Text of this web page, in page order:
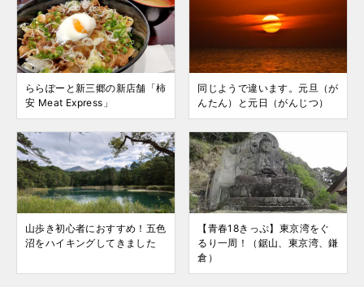
ららぽーと新三郷の新店舗「柿
安 Meat Express」
同じようで違います。元旦（が
んたん）と元日（がんじつ）
山歩き初心者におすすめ！五色
沼をハイキングしてきました
【青春18きっぷ】東京湾をぐ
るり一周！（鋸山、東京湾、鎌
倉）